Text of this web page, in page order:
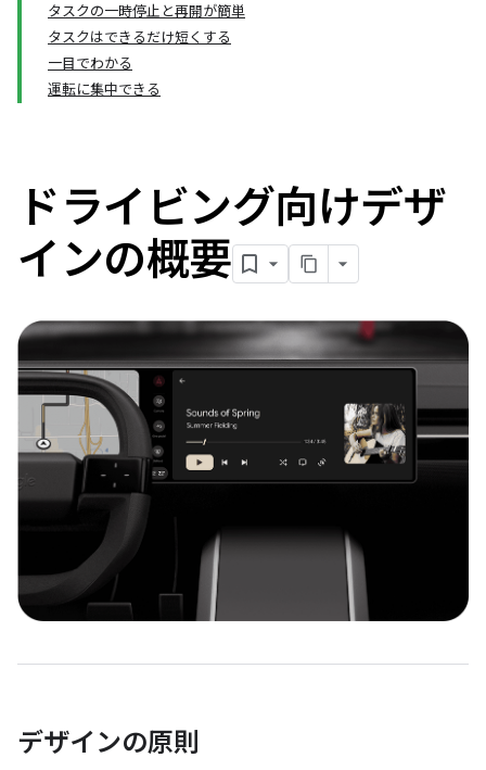
タスクの一時停止と再開が簡単
タスクはできるだけ短くする
一目でわかる
運転に集中できる
ドライビング向けデザ
インの概要
デザインの原則